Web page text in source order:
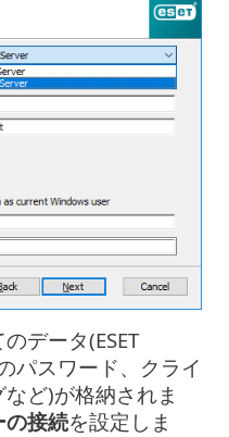
データ(ESET
パスワード、クライ
ど)が格納されま
の接続を設定しま